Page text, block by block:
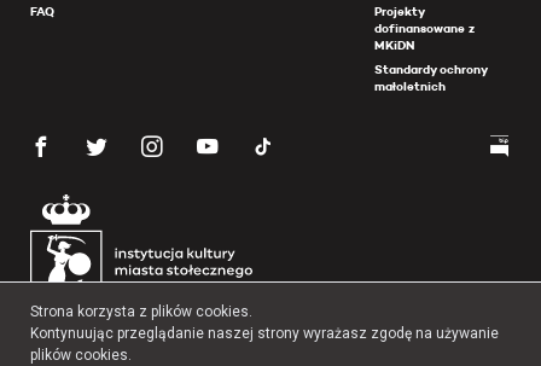
FAQ
Projekty
dofinansowane z
MKiDN
Standardy ochrony
małoletnich
Strona korzysta z plików cookies.
Kontynuując przeglądanie naszej strony wyrażasz zgodę na używanie
plików cookies.